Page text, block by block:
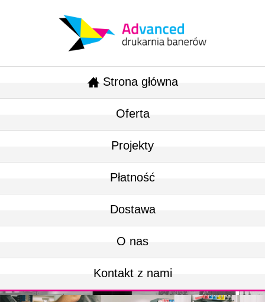
Strona główna
Oferta
Projekty
Płatność
Dostawa
O nas
Kontakt z nami